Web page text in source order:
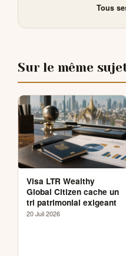
Tous
Sur le même
Visa LTR Wealthy
Global Citizen cache un
tri patrimonial exigeant
20 Juil 2026